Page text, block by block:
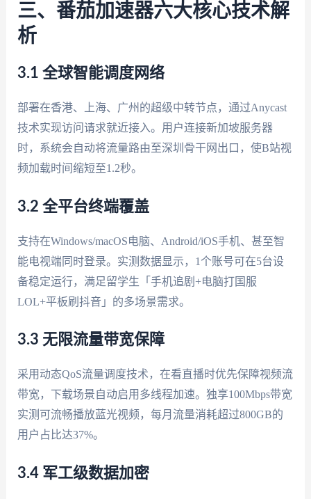
三、番茄加速器六大核心技术解
析
3.1 全球智能调度网络
部署在香港、上海、广州的超级中转节点，通过Anycast
技术实现访问请求就近接入。用户连接新加坡服务器
时，系统会自动将流量路由至深圳骨干网出口，使B站视
频加载时间缩短至1.2秒。
3.2 全平台终端覆盖
支持在Windows/macOS电脑、Android/iOS手机、甚至智
能电视端同时登录。实测数据显示，1个账号可在5台设
备稳定运行，满足留学生「手机追剧+电脑打国服
LOL+平板刷抖音」的多场景需求。
3.3 无限流量带宽保障
采用动态QoS流量调度技术，在看直播时优先保障视频流
带宽，下载场景自动启用多线程加速。独享100Mbps带宽
实测可流畅播放蓝光视频，每月流量消耗超过800GB的
用户占比达37%。
3.4 军工级数据加密